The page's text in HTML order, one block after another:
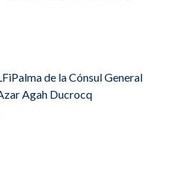
de la Cónsul General
Agah Ducrocq